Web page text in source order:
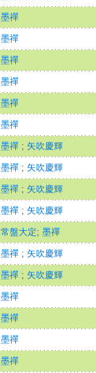
墨禪
墨禪
墨禪
墨禪
墨禪
墨禪
墨禪 ; 矢吹慶輝
墨禪 ; 矢吹慶輝
墨禪 ; 矢吹慶輝
墨禪 ; 矢吹慶輝
常盤大定; 墨禪
墨禪 ; 矢吹慶輝
墨禪 ; 矢吹慶輝
墨禪
墨禪
墨禪
墨禪